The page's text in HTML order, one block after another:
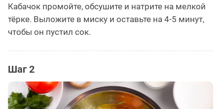
Кабачок промойте, обсушите и натрите на мелкой
тёрке. Выложите в миску и оставьте на 4-5 минут,
чтобы он пустил сок.
Шаг 2